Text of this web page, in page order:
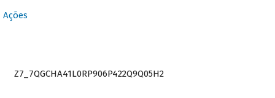
Ações
Z7_7QGCHA41L0RP906P422Q9Q05H2